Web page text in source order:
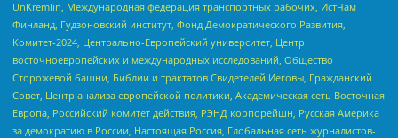
UnKremlin, Международная федерация транспортных рабочих, ИстЧам
Финланд, Гудзоновский институт, Фонд Демократического Развития,
Комитет-2024, Центрально-Европейский университет, Центр
восточноевропейских и международных исследований, Общество
Сторожевой башни, Библии и трактатов Свидетелей Иеговы, Гражданский
Совет, Центр анализа европейской политики, Академическая сеть Восточная
Европа, Российский комитет действия, РЭНД корпорейшн, Русская Америка
за демократию в России, Настоящая Россия, Глобальная сеть журналистов-